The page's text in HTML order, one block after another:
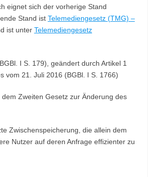
eignet sich der vorherige Stand
Stand ist Telemediengesetz (TMG) –
ist unter Telemediengesetz
I S. 179), geändert durch Artikel 1
vom 21. Juli 2016 (BGBl. I S. 1766)
Zweiten Gesetz zur Änderung des
Zwischenspeicherung, die allein dem
Nutzer auf deren Anfrage effizienter zu